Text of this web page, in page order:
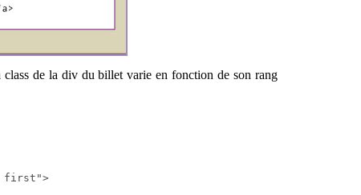
de la div du billet varie en fonction de son rang
first">